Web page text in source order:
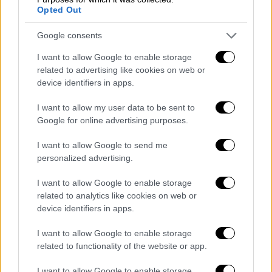
Opted Out
Google consents
I want to allow Google to enable storage
related to advertising like cookies on web or
device identifiers in apps.
I want to allow my user data to be sent to
Google for online advertising purposes.
I want to allow Google to send me
personalized advertising.
I want to allow Google to enable storage
related to analytics like cookies on web or
device identifiers in apps.
I want to allow Google to enable storage
related to functionality of the website or app.
Ο υπουργός Εργασίας και Κοινωνικών
Υποθέσεων,Κωστής Χατζηδάκης, δήλωσε:
«Μετά το πρόγραμμα "Σπίτι μου" για την
παροχή άτοκων ή χαμηλότοκων στεγαστικών
δανείων σε νέους για την απόκτηση
ιδιόκτητης κατοικίας, για το οποίο ξεκίνησε
ήδη η υποβολή αιτήσεων στις τράπεζες,
σήμερα ξεκίνησε η εφαρμογή και του
προγράμματος "Κάλυψη", που εξασφαλίζει
δωρεάν στέγαση σε ευάλωτους νέους με
μίσθωση ιδιωτικών κατοικιών. Η
επανεκκίνηση της στεγαστικής πολιτικής
του κράτους γίνεται πράξη με
συγκεκριμένες δράσεις, που στηρίζουν
πρώτα από όλα τους νέους, αλλά και τους
ευάλωτους. Η κυβέρνηση προχωρά στην
υλοποίηση του συνόλου των δράσεων που